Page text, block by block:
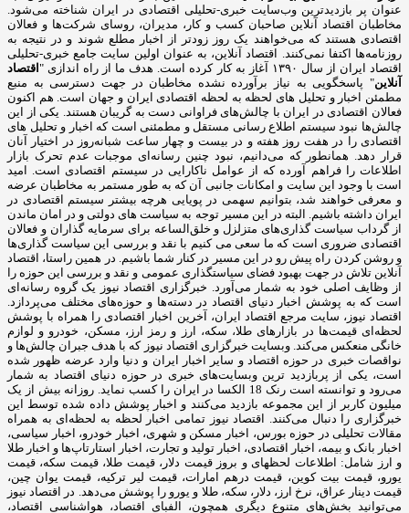
عنوان پر بازدیدترین وب‌سایت خبری-تحلیلی اقتصادی در ایران شناخته می‌شود.
مخاطبان اقتصاد آنلاین صاحبان کسب و کار، مدیران، روسای شرکت‌ها و فعالان
اقتصادی هستند که می‌خواهند یک روز زودتر از اخبار مطلع شوند و در نتیجه به
روزنامه‌ها اکتفا نمی‌کنند. اقتصاد آنلاین، به عنوان اولین سایت جامع خبری-تحلیلی
اقتصاد ایران از سال ۱۳۹۰ آغاز به کار کرده است. هدف ما از راه اندازی "
اقتصاد
آنلاین" پاسخگویی به نیاز برآورده نشده مخاطبان در جهت دسترسی به منبع
مطمئن اخبار و تحلیل های لحظه به لحظه اقتصادی ایران و جهان است. هم اکنون
فعالان اقتصادی در ایران با چالش‌های فراوانی دست به گریبان هستند. یکی از این
چالش‌ها نبود سیستم اطلاع رسانی مستقل و مطمئنی است که اخبار و تحلیل های
اقتصادی را در هفت روز هفته و در بیست و چهار ساعت شبانه‌روز در اختیار آنان
قرار دهد. همانطور که می‌دانیم، نبود چنین رسانه‌ای موجبات عدم تحرک بازار
اطلاعات را فراهم آورده که از عوامل ناکارایی در سیستم اقتصادی است. امید
است با وجود این سایت و امکانات جانبی آن که به طور مستمر به مخاطبان عرضه
و معرفی خواهند شد، بتوانیم سهمی در پویایی هرچه بیشتر سیستم اقتصادی در
ایران داشته باشیم. البته در این مسیر توجه به سیاست های دولتی و در امان ماندن
از گرداب سیاست گذاری‌های متزلزل و خلق‌الساعه برای سرمایه گذاران و فعالان
اقتصادی ضروری است که ما سعی می کنیم با نقد و بررسی این سیاست گذاری‌ها
و روشن کردن راه پیش رو در این مسیر در کنار شما باشیم. در همین راستا، اقتصاد
آنلاین تلاش در جهت بهبود فضای سیاستگذاری عمومی و نقد و بررسی این حوزه را
از وظایف اصلی خود به شمار می‌آورد. خبرگزاری اقتصاد نیوز یک گروه رسانه‌ای
است که به پوشش اخبار دنیای اقتصاد در دسته‌ها و حوزه‌های مختلف می‌پردازد.
اقتصاد نیوز، سایت مرجع اقتصاد ایران، آخرین اخبار اقتصادی را همراه با پوشش
لحظه‌ای قیمت‌ها در بازارهای طلا، سکه، ارز و رمز ارز، مسکن، خودرو و لوازم
خانگی منعکس می‌کند. وبسایت خبرگزاری اقتصاد نیوز که با هدف جبران چالش‌ها و
نواقصات خبری در حوزه اقتصاد و سایر اخبار ایران و دنیا وارد عرضه ظهور شده
است، یکی از پربازدید ترین وبسایت‌های خبری در حوزه دنیای اقتصاد به شمار
می‌رود و توانسته است رنک 18 الکسا در ایران را کسب نماید. روزانه بیش از یک
میلیون کاربر از این مجموعه بازدید می‌کنند و اخبار پوشش داده شده توسط این
خبرگزاری را دنبال می‌کنند. اقتصاد نیوز تمامی اخبار لحظه به لحظه‌ای به همراه
مقالات تحلیلی در حوزه بورس، اخبار مسکن و شهری، اخبار خودرو، اخبار سیاسی،
اخبار بانک و بیمه، اخبار اقتصادی، اخبار تولید و تجارت، اخبار استارتاپ‌ها و اخبار طلا
و ارز شامل: اطلاعات لحظهای و بروز قیمت دلار، قیمت طلا، قیمت سکه، قیمت
یورو، قیمت بیت کوین، قیمت درهم امارات، قیمت لیر ترکیه، قیمت یوان چین،
قیمت دینار عراق، نرخ ارز، دلار، سکه، طلا و یورو را پوشش می‌دهد. در اقتصاد نیوز
می‌توانید بخش‌های متنوع دیگری همچون، الفبای اقتصاد، هواشناسی اقتصاد،